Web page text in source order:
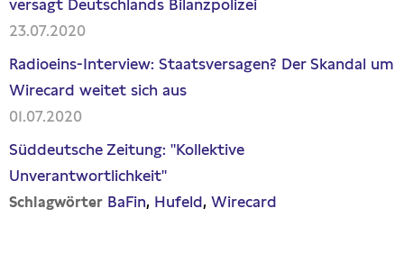
versagt Deutschlands Bilanzpolizei
23.07.2020
Radioeins-Interview: Staatsversagen? Der Skandal um
Wirecard weitet sich aus
01.07.2020
Süddeutsche Zeitung: "Kollektive
Unverantwortlichkeit"
Schlagwörter BaFin Hufeld Wirecard